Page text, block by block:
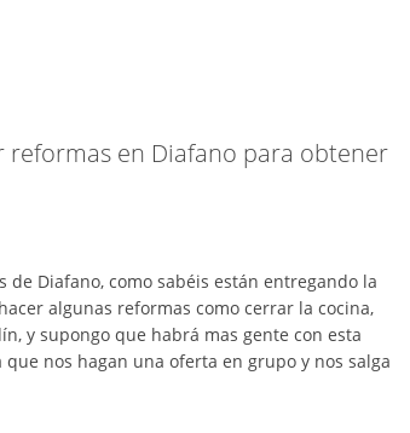
reformas en Diafano para obtener
Diafano, como sabéis están entregando la
algunas reformas como cerrar la cocina,
y supongo que habrá mas gente con esta
nos hagan una oferta en grupo y nos salga